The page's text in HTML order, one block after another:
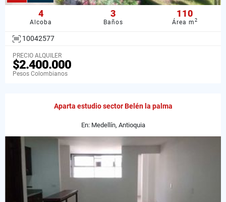
4
Alcoba
3
Baños
110
Área m2
10042577
PRECIO ALQUILER
$2.400.000
Pesos Colombianos
Aparta estudio sector Belén la palma
En: Medellín, Antioquia